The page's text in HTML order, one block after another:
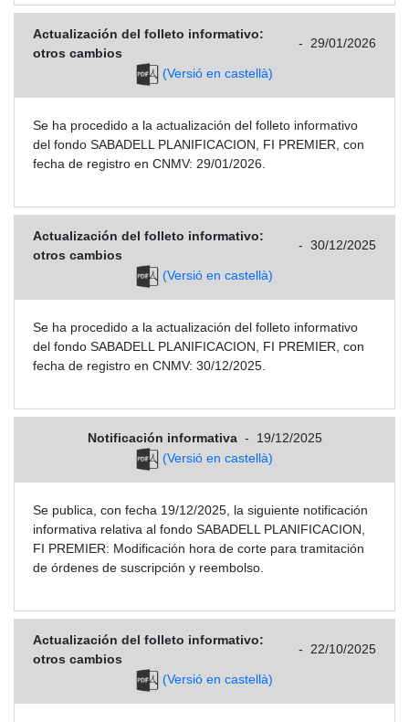
Actualización del folleto informativo:
otros cambios
- 29/01/2026
(Versió en castellà)
Se ha procedido a la actualización del folleto informativo
del fondo SABADELL PLANIFICACION, FI PREMIER, con
fecha de registro en CNMV: 29/01/2026.
Actualización del folleto informativo:
otros cambios
- 30/12/2025
(Versió en castellà)
Se ha procedido a la actualización del folleto informativo
del fondo SABADELL PLANIFICACION, FI PREMIER, con
fecha de registro en CNMV: 30/12/2025.
Notificación informativa -
19/12/2025
(Versió en castellà)
Se publica, con fecha 19/12/2025, la siguiente notificación
informativa relativa al fondo SABADELL PLANIFICACION,
FI PREMIER: Modificación hora de corte para tramitación
de órdenes de suscripción y reembolso.
Actualización del folleto informativo:
otros cambios
- 22/10/2025
(Versió en castellà)